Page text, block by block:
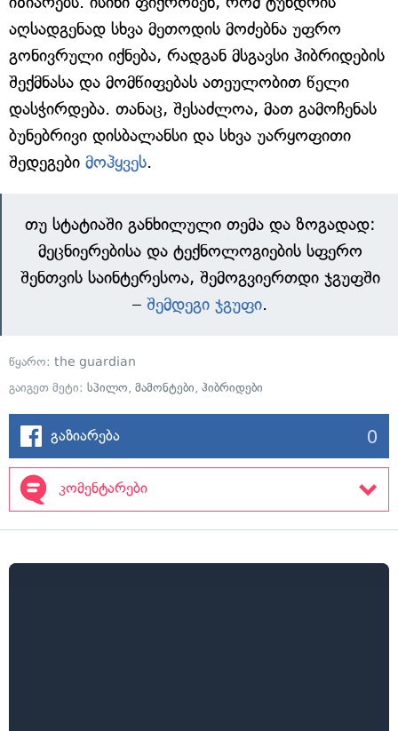
აღსადგენად სხვა მეთოდის მოძებნა უფრო
გონივრული იქნება, რადგან მსგავსი ჰიბრიდების
შექმნასა და მომწიფებას ათეულობით წელი
დასჭირდება. თანაც, შესაძლოა, მათ გამოჩენას
ბუნებრივი დისბალანსი და სხვა უარყოფითი
შედეგები მოჰყვეს.
თუ სტატიაში განხილული თემა და ზოგადად:
მეცნიერებისა და ტექნოლოგიების სფერო
შენთვის საინტერესოა, შემოგვიერთდი ჯგუფში
– შემდეგი ჯგუფი.
წყარო: the guardian
გაიგეთ მეტი: სპილო, მამონტები, ჰიბრიდები
გაზიარება 0
კომენტარები